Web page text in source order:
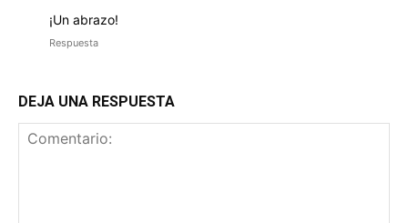
¡Un abrazo!
Respuesta
DEJA UNA RESPUESTA